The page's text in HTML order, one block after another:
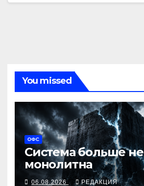
You missed
ОФС
Система больше не
монолитна
06.08.2026 РЕДАКЦИЯ